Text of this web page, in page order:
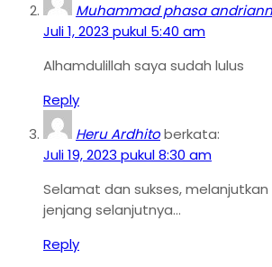
Muhammad phasa
Juli 1, 2023 pukul 5:40 am
Alhamdulillah saya sudah lulus
Reply
Heru Ardhitoberkata:
Juli 19, 2023 pukul 8:30 am
Selamat dan sukses, melanjutkan
jenjang selanjutnya…
Reply